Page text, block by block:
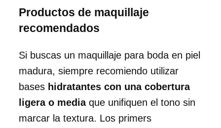
Productos de maquillaje
recomendados
Si buscas un maquillaje para boda en piel
madura, siempre recomiendo utilizar
bases hidratantes con una cobertura
ligera o mediaque unifiquen el tono sin
marcar la textura. Los primers